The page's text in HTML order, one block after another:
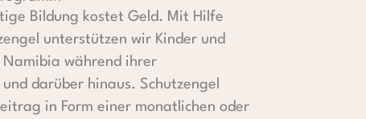
Bildung kostet Geld. Mit Hilfe
unterstützen wir Kinder und
Namibia während ihrer
darüber hinaus. Schutzengel
in Form einer monatlichen oder